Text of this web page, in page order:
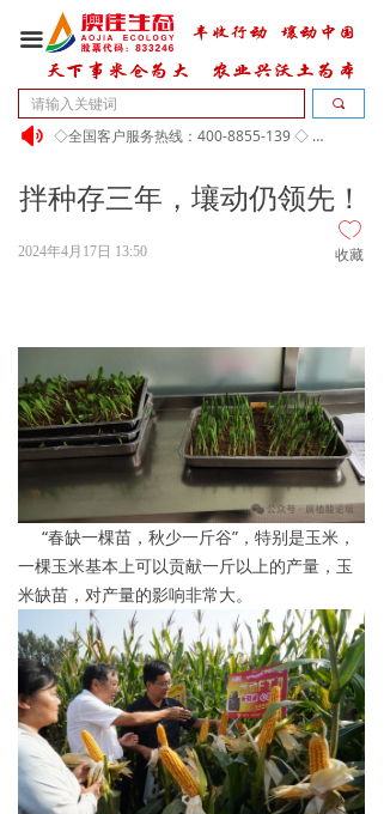
끀
끠
넄 ◇全国客户服务热线：400-8855-139 ◇ 传真：010-61502780 电话：010-61502779 61502780
“春缺一棵苗，秋少一斤谷”，特别是玉米，
一棵玉米基本上可以贡献一斤以上的产量，玉
米缺苗，对产量的影响非常大。
2024年4月17日 13:50
ꄀ
收藏
拌种存三年，壤动仍领先！